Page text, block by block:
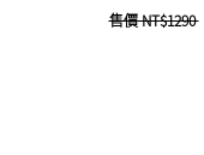
售價NT$1290